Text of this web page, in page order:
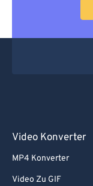
Video Konverter
MP4 Konverter
Video Zu GIF